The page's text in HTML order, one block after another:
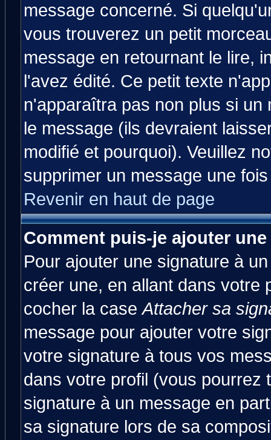
message concerné. Si
vous trouverez un petit
message en retournant le lire,
l'avez édité. Ce petit texte
n'apparaîtra pas non plus si
le message (ils devraient
modifié et pourquoi). Veuillez
supprimer un message une
Revenir en haut de page
Comment puis-je ajouter
Pour ajouter une signature à
créer une, en allant dans votre
cocher la caseAttacher sa
message pour ajouter votre
votre signature à tous vos
dans votre profil (vous pourrez
signature à un message en
sa signature lors de sa